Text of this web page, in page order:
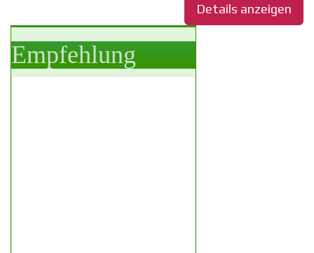
Details anzeigen
Empfehlung